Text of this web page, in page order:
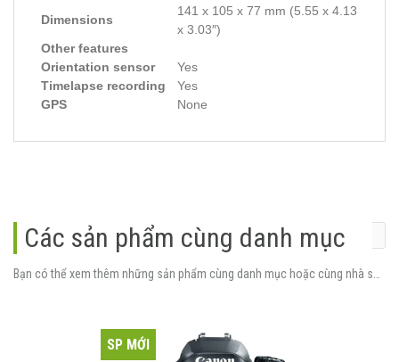
Dimensions
141 x 105 x 77 mm (5.55 x 4.13
x 3.03″)
Other features
Orientation sensor
Yes
Timelapse recording
Yes
GPS
None
Các sản phẩm cùng danh mục
SP MỚI